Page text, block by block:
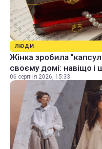
ЛЮДИ
Жінка зробила
своєму домі: навіщо і
06 серпня 2026, 15:33